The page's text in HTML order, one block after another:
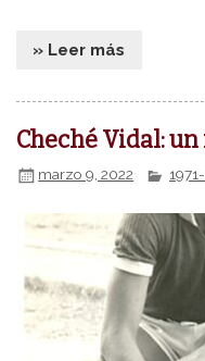
» Leer más
Cheché Vidal:
marzo 9, 2022